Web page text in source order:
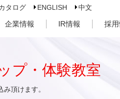
タログ ENGLISH 中文
企業情報 IR情報 採
プ・体験教室
頂けます。